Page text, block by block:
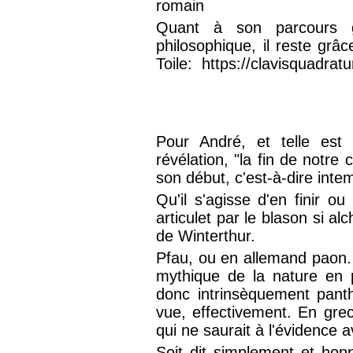
romain
Quant à son parcours
philosophique, il reste
Toile: https://
Pour André, et telle est
révélation, "la fin de notre
son début, c'est-à-dire
Qu'il s'agisse d'en finir ou
articulet par le blason si
de Winterthur.
Pfau, ou en allemand
mythique de la nature en
donc intrinsèquement
vue, effectivement. En
qui ne saurait à l'évidence